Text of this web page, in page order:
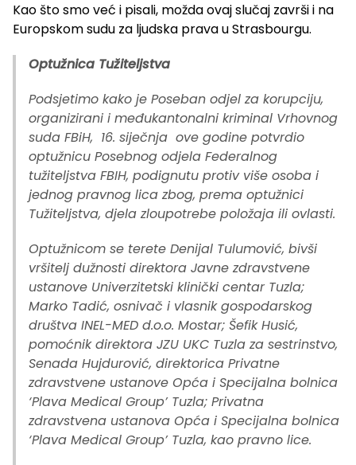
Kao što smo već i pisali, možda ovaj slučaj završi i na
Europskom sudu za ljudska prava u Strasbourgu.
Optužnica Tužiteljstva
Podsjetimo kako je Poseban odjel za korupciju,
organizirani i međukantonalni kriminal Vrhovnog
suda FBiH, 16. siječnja ove godine potvrdio
optužnicu Posebnog odjela Federalnog
tužiteljstva FBIH, podignutu protiv više osoba i
jednog pravnog lica zbog, prema optužnici
Tužiteljstva, djela zloupotrebe položaja ili ovlasti.
Optužnicom se terete Denijal Tulumović, bivši
vršitelj dužnosti direktora Javne zdravstvene
ustanove Univerzitetski klinički centar Tuzla;
Marko Tadić, osnivač i vlasnik gospodarskog
društva INEL-MED d.o.o. Mostar; Šefik Husić,
pomoćnik direktora JZU UKC Tuzla za sestrinstvo,
Senada Hujdurović, direktorica Privatne
zdravstvene ustanove Opća i Specijalna bolnica
‘Plava Medical Group’ Tuzla; Privatna
zdravstvena ustanova Opća i Specijalna bolnica
‘Plava Medical Group’ Tuzla, kao pravno lice.